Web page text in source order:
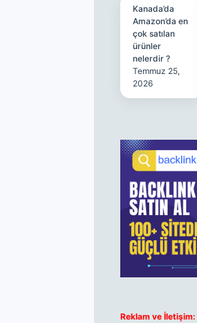
Kanada’da
Amazon’da en
çok satılan
ürünler
nelerdir ?
Temmuz 25,
2026
Reklam ve İletişim: